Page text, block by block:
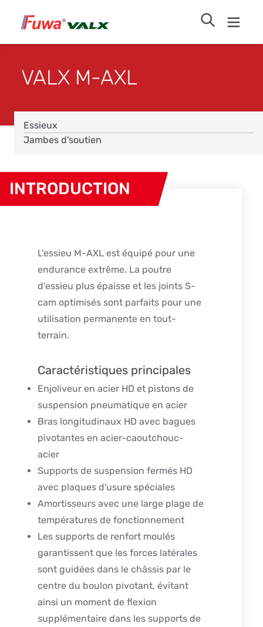
VALX M-AXL
Essieux
Jambes d'soutien
INTRODUCTION
L'essieu M-AXL est équipé pour une
endurance extrême. La poutre
d'essieu plus épaisse et les joints S-
cam optimisés sont parfaits pour une
utilisation permanente en tout-
terrain.
Caractéristiques principales
Enjoliveur en acier HD et pistons de
suspension pneumatique en acier
Bras longitudinaux HD avec bagues
pivotantes en acier-caoutchouc-
acier
Supports de suspension fermés HD
avec plaques d'usure spéciales
Amortisseurs avec une large plage de
températures de fonctionnement
Les supports de renfort moulés
garantissent que les forces latérales
sont guidées dans le châssis par le
centre du boulon pivotant, évitant
ainsi un moment de flexion
supplémentaire dans les supports de